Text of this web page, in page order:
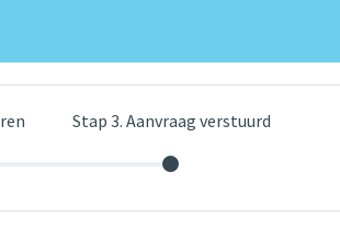
Stap 3. Aanvraag verstuurd